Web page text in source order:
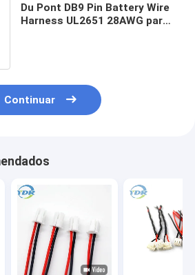
Du Pont DB9 Pin Battery Wire
Harness UL2651 28AWG para
Continuar